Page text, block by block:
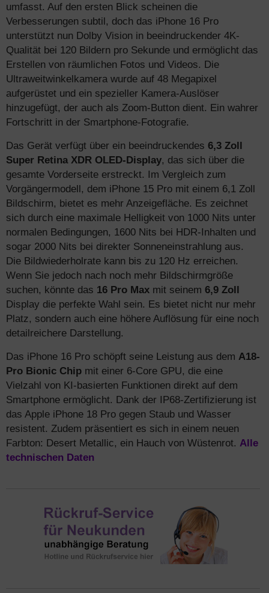
umfasst. Auf den ersten Blick scheinen die
Verbesserungen subtil, doch das iPhone 16 Pro
unterstützt nun Dolby Vision in beeindruckender 4K-
Qualität bei 120 Bildern pro Sekunde und ermöglicht das
Erstellen von räumlichen Fotos und Videos. Die
Ultraweitwinkelkamera wurde auf 48 Megapixel
aufgerüstet und ein spezieller Kamera-Auslöser
hinzugefügt, der auch als Zoom-Button dient. Ein wahrer
Fortschritt in der Smartphone-Fotografie.
Das Gerät verfügt über ein beeindruckendes 6,3 Zoll
Super Retina XDR OLED-Display, das sich über die
gesamte Vorderseite erstreckt. Im Vergleich zum
Vorgängermodell, dem iPhone 15 Pro mit einem 6,1 Zoll
Bildschirm, bietet es mehr Anzeigefläche. Es zeichnet
sich durch eine maximale Helligkeit von 1000 Nits unter
normalen Bedingungen, 1600 Nits bei HDR-Inhalten und
sogar 2000 Nits bei direkter Sonneneinstrahlung aus.
Die Bildwiederholrate kann bis zu 120 Hz erreichen.
Wenn Sie jedoch nach noch mehr Bildschirmgröße
suchen, könnte das 16 Pro Max mit seinem 6,9 Zoll
Display die perfekte Wahl sein. Es bietet nicht nur mehr
Platz, sondern auch eine höhere Auflösung für eine noch
detailreichere Darstellung.
Das iPhone 16 Pro schöpft seine Leistung aus dem A18-
Pro Bionic Chip mit einer 6-Core GPU, die eine
Vielzahl von KI-basierten Funktionen direkt auf dem
Smartphone ermöglicht. Dank der IP68-Zertifizierung ist
das Apple iPhone 18 Pro gegen Staub und Wasser
resistent. Zudem präsentiert es sich in einem neuen
Farbton: Desert Metallic, ein Hauch von Wüstenrot. Alle
technischen Daten